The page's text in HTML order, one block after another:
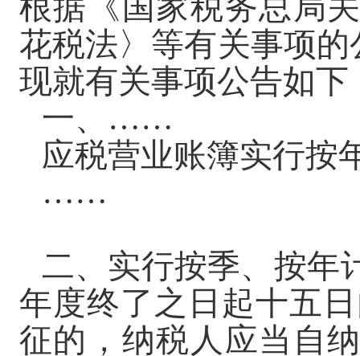
花税法〉等有关事项
现就有关事项公告如下
一、 ……
应税营业账簿实行按
……
二、实行按季、按年
年度终了之日起十五
征的，纳税人应当自